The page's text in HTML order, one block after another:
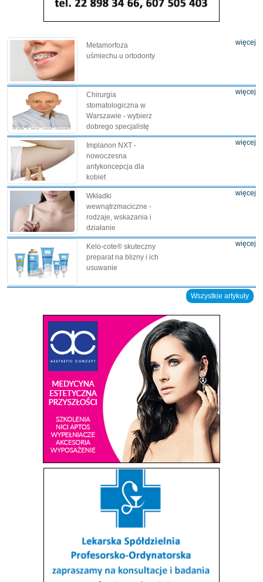
Metamorfoza
uśmiechu u ortodonty
więcej
Chirurgia
stomatologiczna w
Warszawie - wybierz
dobrego specjalistę
więcej
Implanon NXT -
nowoczesna
antykoncepcja dla
kobiet
więcej
Wkładki
wewnątrzmaciczne -
rodzaje, wskazania i
działanie
więcej
Kelo-cote® skuteczny
preparat na blizny i ich
usuwanie
więcej
Wszystkie artykuły